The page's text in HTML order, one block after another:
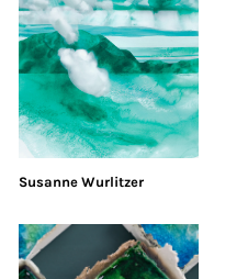
Susanne Wurlitzer